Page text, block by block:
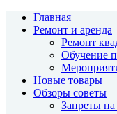
Главная
Ремонт и аренда
Ремонт
Обучение
Новые товары
Обзоры советы
Запреты